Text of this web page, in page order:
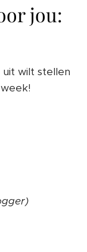
jou:
uit wilt stellen